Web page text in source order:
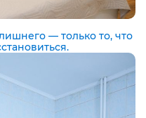
— только то, что